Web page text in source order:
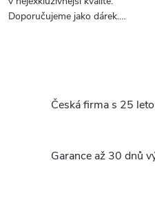
Doporučujeme jako dárek.
Česká firma s 25
Garance až 30 dnů